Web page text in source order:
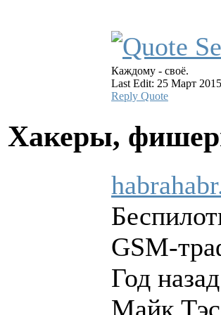
Каждому - своё.
Last Edit: 25 Март
Reply Quote
Хакеры,
GSM-
Год
Майк